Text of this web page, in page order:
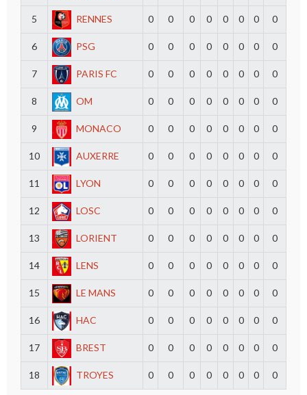
5 RENNES 0 0 0 0 0 0 0 0
6 PSG 0 0 0 0 0 0 0 0
7 PARIS FC 0 0 0 0 0 0 0 0
8 OM 0 0 0 0 0 0 0 0
9 MONACO 0 0 0 0 0 0 0 0
10 AUXERRE 0 0 0 0 0 0 0 0
11 LYON 0 0 0 0 0 0 0 0
12 LOSC 0 0 0 0 0 0 0 0
13 LORIENT 0 0 0 0 0 0 0 0
14 LENS 0 0 0 0 0 0 0 0
15 LE MANS 0 0 0 0 0 0 0 0
16 HAC 0 0 0 0 0 0 0 0
17 BREST 0 0 0 0 0 0 0 0
18 TROYES 0 0 0 0 0 0 0 0